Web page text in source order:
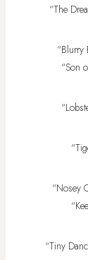
“The
“Blurry
“Son
“Nosey
“Tiny